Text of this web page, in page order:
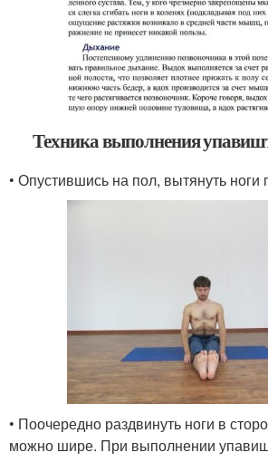
Техника выполнения
• Опустившись на пол, вытянуть ноги
• Поочередно раздвинуть ноги в
можно шире. При выполнении